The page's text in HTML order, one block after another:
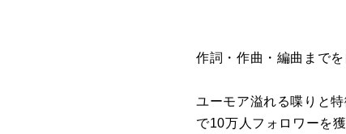
作詞・作曲・編曲まで
ユーモア溢れる喋りと
で10万人フォロワーを